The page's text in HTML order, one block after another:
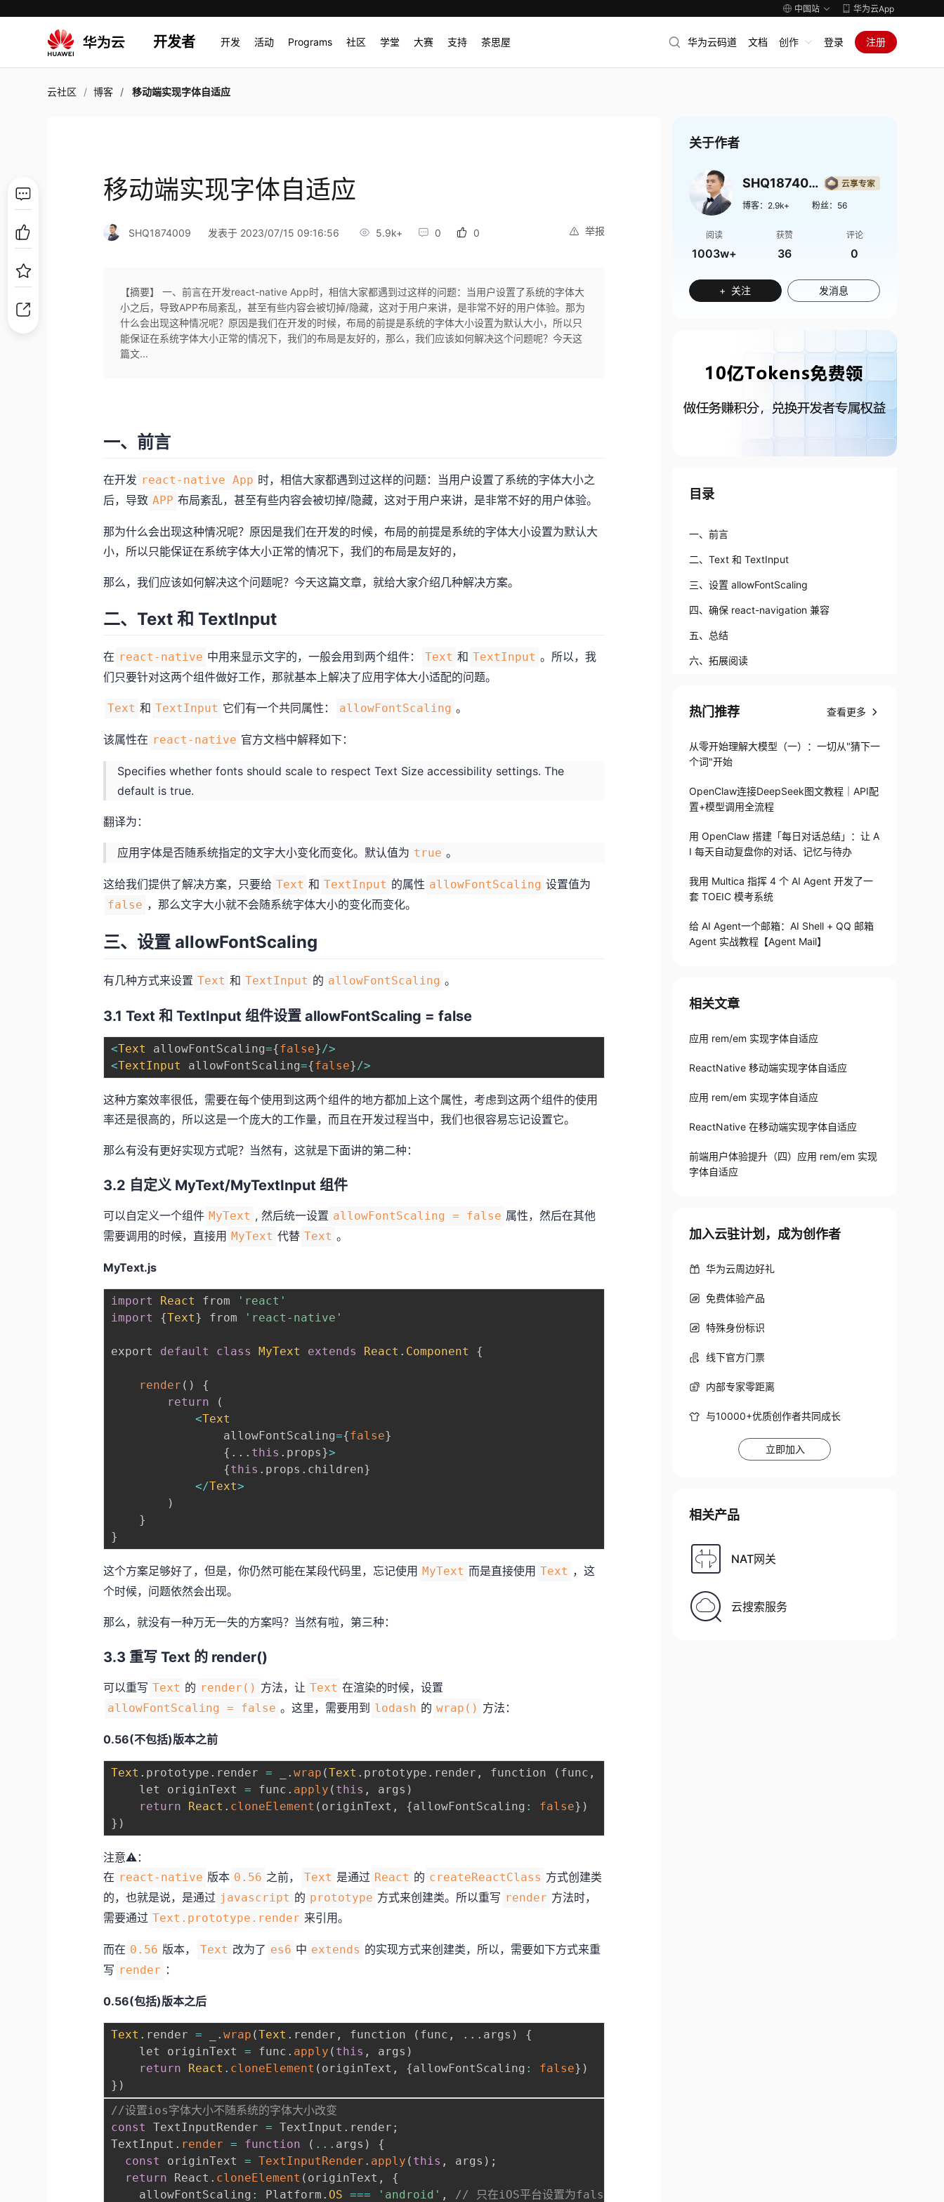
中国站 华为云App
开发者 开发 活动 Programs 社区 学堂 大赛 支持 茶思屋 华为云码道 文档 创作 登录 注册
云社区 博客 移动端实现字体自适应
移动端实现字体自适应
举报
SHQ1874009 发表于 2023/07/15 09:16:56 5.9k+ 0 0
【摘要】 一、前言在开发react-native App时，相信大家都遇到过这样的问题：当用户设置了系统的字体大
小之后，导致APP布局紊乱，甚至有些内容会被切掉/隐藏，这对于用户来讲，是非常不好的用户体验。那为
什么会出现这种情况呢？原因是我们在开发的时候，布局的前提是系统的字体大小设置为默认大小，所以只
能保证在系统字体大小正常的情况下，我们的布局是友好的，那么，我们应该如何解决这个问题呢？今天这
篇文...
一、前言
在开发 react-native App 时，相信大家都遇到过这样的问题：当用户设置了系统的字体大小之
后，导致 APP 布局紊乱，甚至有些内容会被切掉/隐藏，这对于用户来讲，是非常不好的用户体验。
那为什么会出现这种情况呢？原因是我们在开发的时候，布局的前提是系统的字体大小设置为默认大
小，所以只能保证在系统字体大小正常的情况下，我们的布局是友好的，
那么，我们应该如何解决这个问题呢？今天这篇文章，就给大家介绍几种解决方案。
二、Text 和 TextInput
在 react-native 中用来显示文字的，一般会用到两个组件： Text 和 TextInput 。所以，我
们只要针对这两个组件做好工作，那就基本上解决了应用字体大小适配的问题。
Text 和 TextInput 它们有一个共同属性： allowFontScaling 。
该属性在 react-native 官方文档中解释如下：
Specifies whether fonts should scale to respect Text Size accessibility settings. The
default is true.
翻译为：
应用字体是否随系统指定的文字大小变化而变化。默认值为 true 。
这给我们提供了解决方案，只要给 Text 和 TextInput 的属性 allowFontScaling 设置值为
false ，那么文字大小就不会随系统字体大小的变化而变化。
三、设置 allowFontScaling
有几种方式来设置 Text 和 TextInput 的 allowFontScaling 。
3.1 Text 和 TextInput 组件设置 allowFontScaling = false
<Text allowFontScaling={false} />
<TextInput allowFontScaling={false} />
这种方案效率很低，需要在每个使用到这两个组件的地方都加上这个属性，考虑到这两个组件的使用
率还是很高的，所以这是一个庞大的工作量，而且在开发过程当中，我们也很容易忘记设置它。
那么有没有更好实现方式呢？当然有，这就是下面讲的第二种：
3.2 自定义 MyText/MyTextInput 组件
可以自定义一个组件 MyText , 然后统一设置 allowFontScaling = false 属性，然后在其他
需要调用的时候，直接用 MyText 代替 Text 。
MyText.js
import React from
'react'
import
{Text} from 'react-native'
export default class MyText extends React . Component {
render ( )
{
return
(
<Text
                allowFontScaling
={false}
{ . . . this . props}>
{this . props . children}
</Text>
)
}
}
这个方案足够好了，但是，你仍然可能在某段代码里，忘记使用 MyText 而是直接使用 Text ，这
个时候，问题依然会出现。
那么，就没有一种万无一失的方案吗？当然有啦，第三种：
3.3 重写 Text 的 render()
可以重写 Text 的 render() 方法，让 Text 在渲染的时候，设置
allowFontScaling = false 。这里，需要用到 lodash 的 wrap() 方法：
0.56(不包括)版本之前
Text . prototype . render = .wrap (Text . prototype . render , function ( func ,
    let originText
= func . apply ( this , args )
return
React . cloneElement ( originText , {allowFontScaling : false} )
} )
注意⚠️：
在 react-native 版本 0.56 之前， Text 是通过 React 的 createReactClass 方式创建类
的，也就是说，是通过 javascript 的 prototype 方式来创建类。所以重写 render 方法时，
需要通过 Text.prototype.render 来引用。
而在 0.56 版本， Text 改为了 es6 中 extends 的实现方式来创建类，所以，需要如下方式来重
写 render ：
0.56(包括)版本之后
Text . render = .wrap (Text . render , function ( func , . . . args )
{
    let originText
= func . apply ( this , args )
return
React . cloneElement ( originText , {allowFontScaling : false} )
} )
//设置ios字体大小不随系统的字体大小改变
const
TextInputRender = TextInput . render ;
TextInput . render = function ( ... args )
{
const
originText = TextInputRender . apply ( this , args ) ;
return React . cloneElement ( originText ,
{
    allowFontScaling
: Platform . OS === 'android' , // 只在iOS平台设置为false
关于作者
SHQ1874009
博客： 2.9k+ 粉丝： 56
阅读
1003w+
获赞
36
评论
0
+ 关注 发消息
目录
一、前言
二、Text 和 TextInput
三、设置 allowFontScaling
四、确保 react-navigation 兼容
五、总结
六、拓展阅读
热门推荐 查看更多
从零开始理解大模型（一）：一切从"猜下一
个词"开始
OpenClaw连接DeepSeek图文教程｜API配
置+模型调用全流程
用 OpenClaw 搭建「每日对话总结」：让 A
I 每天自动复盘你的对话、记忆与待办
我用 Multica 指挥 4 个 AI Agent 开发了一
套 TOEIC 模考系统
给 AI Agent一个邮箱：AI Shell + QQ 邮箱
Agent 实战教程【Agent Mail】
相关文章
应用 rem/em 实现字体自适应
ReactNative 移动端实现字体自适应
应用 rem/em 实现字体自适应
ReactNative 在移动端实现字体自适应
前端用户体验提升（四）应用 rem/em 实现
字体自适应
加入云驻计划，成为创作者
华为云周边好礼
免费体验产品
特殊身份标识
线下官方门票
内部专家零距离
与10000+优质创作者共同成长
立即加入
相关产品
NAT网关
云搜索服务